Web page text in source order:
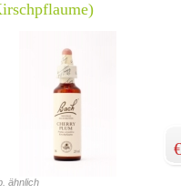
ähnlich